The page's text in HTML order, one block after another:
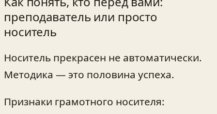
преподаватель или просто
носитель
Носитель прекрасен не автоматически.
Методика — это половина успеха.
Признаки грамотного носителя: